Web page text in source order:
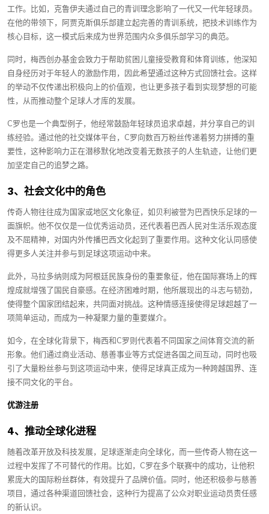
工作。比如，克鲁伊夫通过自己的青训理念影响了一代又一代年轻球员。
在他的带领下，阿贾克斯俱乐部建立起完善的青训系统，把技术训练作为
核心目标，这一模式后来成为世界范围内众多俱乐部学习的典范。
同时，梅西创办基金会致力于帮助贫困儿童接受教育和体育训练，他深知
自身经历对于年轻人的激励作用，因此希望通过这种方式回馈社会。这样
的举动不仅传递出积极向上的价值观，也让更多孩子看到实现梦想的可能
性，从而推动整个足球人才库的发展。
C罗也是一个典型例子，他经常鼓励年轻球员追求卓越，并分享自己的训
练经验。通过他的社交媒体平台，C罗向数百万粉丝传递着努力拼搏的重
要性，这种影响力正在潜移默化地改变着无数孩子的人生轨迹，让他们更
加坚定自己的追梦之路。
3、社会文化中的角色
传奇人物往往成为国家或地区文化象征，如贝利被誉为巴西快乐足球的一
面旗帜。他不仅仅是一位优秀运动员，还代表着巴西人民对生活乐观态度
及不屈精神，对国内外传播巴西文化起到了重要作用。这种文化认同感使
得更多人关注并参与到足球这项运动中来。
此外，马拉多纳则成为阿根廷民族身份的重要象征，他在国际赛场上的辉
煌成就增强了国民自豪感。在经济困难时期，他所展现出的斗志与韧劲，
使得整个国家团结起来，共同面对挑战。这种情感连接使得足球超越了一
项简单运动，而成为一种凝聚力量的重要媒介。
如今，在全球化背景下，梅西和C罗则代表着不同国家之间体育交流的新
形象。他们通过商业活动、慈善事业等方式促进各国之间互动，同时也吸
引了大量粉丝参与到这项运动中来，使得足球真正成为一种跨越国界、连
接不同文化的平台。
优游注册
4、推动全球化进程
随着改革开放及科技发展，足球逐渐走向全球化，而一些传奇人物在这一
过程中发挥了不可替代的作用。比如，C罗在多个联赛中的成功，让他积
累庞大的国际粉丝群体，有效提升了品牌价值。同时，他还积极参与慈善
项目，通过各种渠道回馈社会，这种行为提高了公众对职业运动员责任感
的新认识。